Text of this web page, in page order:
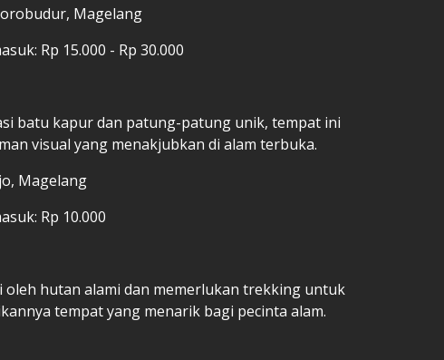
Magelang
Rp 15.000 - Rp 30.000
batu kapur dan patung-patung unik, tempat ini
visual yang menakjubkan di alam terbuka.
Magelang
Rp 10.000
hutan alami dan memerlukan trekking untuk
tempat yang menarik bagi pecinta alam.